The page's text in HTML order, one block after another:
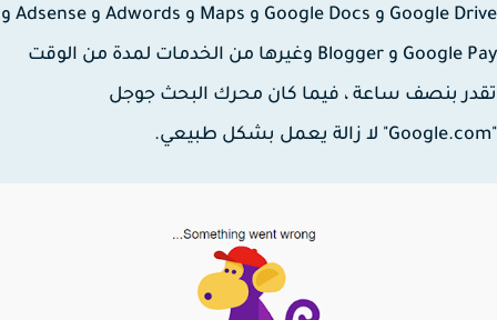
Google Drive و Google Docs و Maps و Adwords و Adsense و
Google Pay و Blogger وغيرها من الخدمات لمدة من الوقت
بنصف ساعة ، فيما كان محرك البحث جوجل